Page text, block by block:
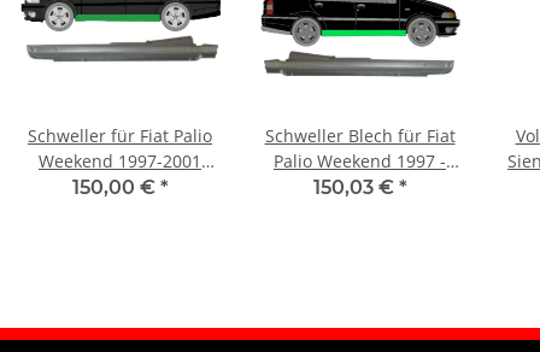
Schweller für Fiat Palio
Weekend 1997-2001
links
150,00 € *
Schweller Blech für Fiat
Palio Weekend 1997 -
2001 rechts
150,03 € *